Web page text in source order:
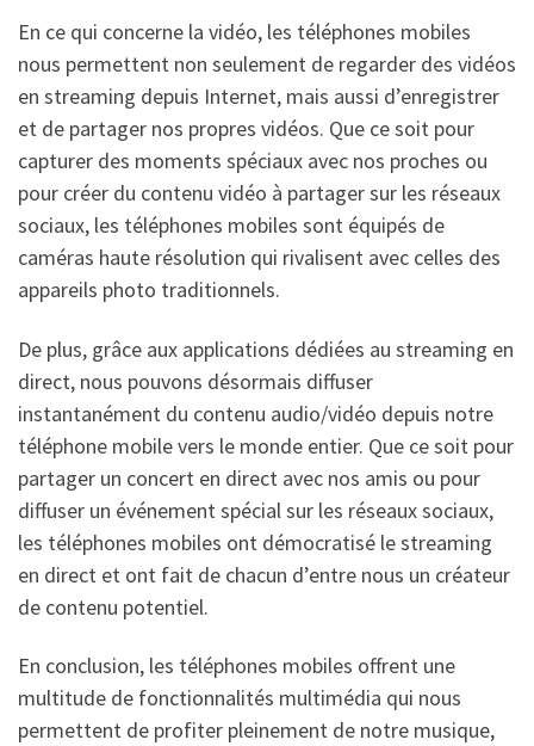
En ce qui concerne la vidéo, les téléphones mobiles
nous permettent non seulement de regarder des vidéos
en streaming depuis Internet, mais aussi d’enregistrer
et de partager nos propres vidéos. Que ce soit pour
capturer des moments spéciaux avec nos proches ou
pour créer du contenu vidéo à partager sur les réseaux
sociaux, les téléphones mobiles sont équipés de
caméras haute résolution qui rivalisent avec celles des
appareils photo traditionnels.
De plus, grâce aux applications dédiées au streaming en
direct, nous pouvons désormais diffuser
instantanément du contenu audio/vidéo depuis notre
téléphone mobile vers le monde entier. Que ce soit pour
partager un concert en direct avec nos amis ou pour
diffuser un événement spécial sur les réseaux sociaux,
les téléphones mobiles ont démocratisé le streaming
en direct et ont fait de chacun d’entre nous un créateur
de contenu potentiel.
En conclusion, les téléphones mobiles offrent une
multitude de fonctionnalités multimédia qui nous
permettent de profiter pleinement de notre musique,